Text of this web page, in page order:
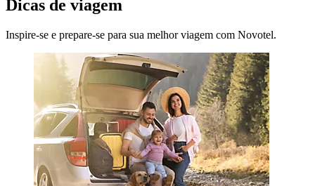
Dicas de viagem
Inspire-se e prepare-se para sua melhor viagem com Novotel.